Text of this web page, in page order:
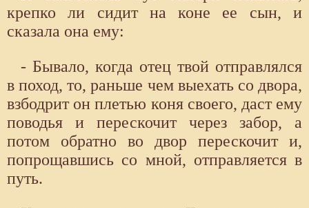
крепко ли сидит на коне ее сын, и
сказала она ему:
- Бывало, когда отец твой отправлялся
в поход, то, раньше чем выехать со двора,
взбодрит он плетью коня своего, даст ему
поводья и перескочит через забор, а
потом обратно во двор перескочит и,
попрощавшись со мной, отправляется в
путь.